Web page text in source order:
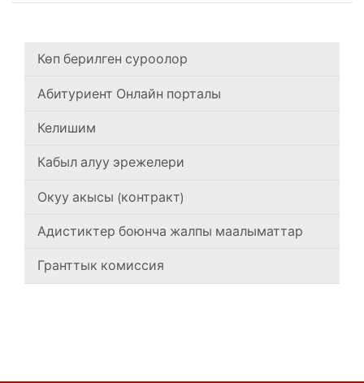
Көп берилген суроолор
Абитуриент Онлайн порталы
Келишим
Кабыл алуу эрежелери
Окуу акысы (контракт)
Адистиктер боюнча жалпы маалыматтар
Гранттык комиссия